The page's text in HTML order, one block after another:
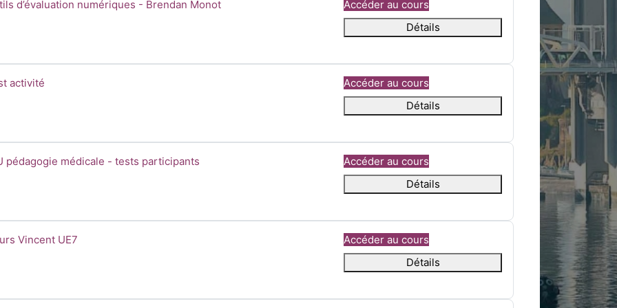
Monot
du cours
d’évaluation numériques - Brendan Monot
Accéder au cours
Détails
du cours
activité
Accéder au cours
Détails
du cours
pédagogie médicale - tests participants
Accéder au cours
Détails
du cours
Vincent UE7
Accéder au cours
Détails